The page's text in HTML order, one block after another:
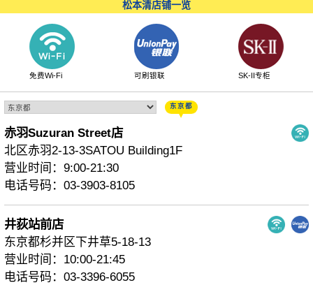
松本清店铺一览
免费Wi-Fi 可刷银联 SK-II专柜
东京都
赤羽Suzuran Street店
北区赤羽2-13-3SATOU Building1F
营业时间：9:00-21:30
电话号码：03-3903-8105
井荻站前店
东京都杉并区下井草5-18-13
营业时间：10:00-21:45
电话号码：03-3396-6055